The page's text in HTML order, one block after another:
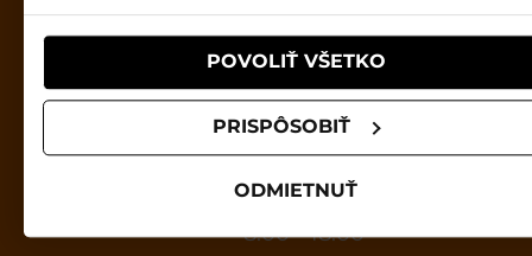
POVOLIŤ VŠETKO
PRISPÔSOBIŤ
ODMIETNUŤ
Infocentrum Tatralandia
☎ +421 915 834 644
9:00 - 19:00
☎+421 850 122 155
8:00 - 18:00